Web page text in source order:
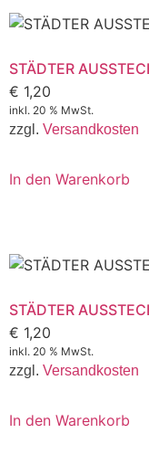
STÄDTER
€ 1,20
inkl. 20 % MwSt.
zzgl. Versandkosten
In den Warenkorb
STÄDTER
€ 1,20
inkl. 20 % MwSt.
zzgl. Versandkosten
In den Warenkorb